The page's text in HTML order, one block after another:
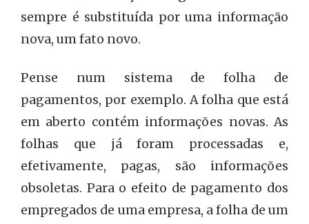
sempre é substituída por uma informação
nova, um fato novo.
Pense num sistema de folha de
pagamentos, por exemplo. A folha que está
em aberto contém informações novas. As
folhas que já foram processadas e,
efetivamente, pagas, são informações
obsoletas. Para o efeito de pagamento dos
empregados de uma empresa, a folha de um